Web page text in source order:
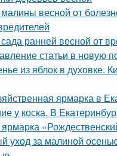
весной от
ранней весной от
статьи в новую
из яблок в духовке.
ярмарка в
у коска. В
уход за малиной